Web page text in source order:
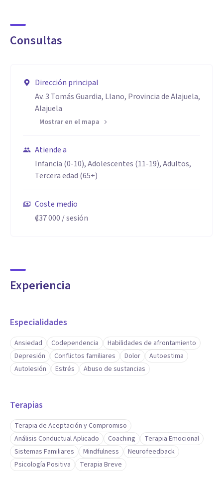
Consultas
Dirección principal
Av. 3 Tomás Guardia, Llano, Provincia de Alajuela,
Alajuela
Mostrar en el mapa
Atiende a
Infancia (0-10), Adolescentes (11-19), Adultos,
Tercera edad (65+)
Coste medio
₡37 000 / sesión
Experiencia
Especialidades
Ansiedad Codependencia
Habilidades de afrontamiento
Depresión
Conflictos familiares Dolor
Autoestima
Autolesión
Estrés Abuso de sustancias
Terapias
Terapia de Aceptación y Compromiso
Análisis Conductual Aplicado
Coaching
Terapia Emocional
Sistemas Familiares
Mindfulness
Neurofeedback
Psicología Positiva
Terapia Breve